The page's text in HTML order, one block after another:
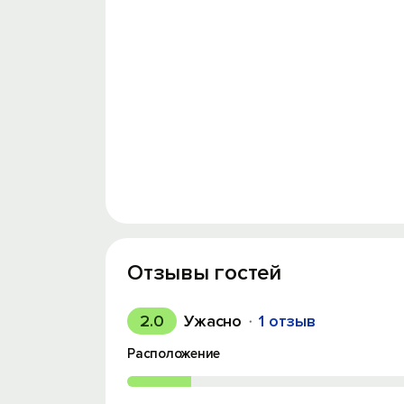
Отзывы гостей
2.0 Ужасно 1 отзыв
Расположение